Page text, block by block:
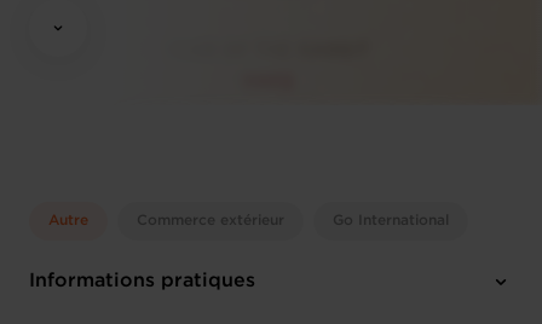
Autre Commerce extérieur Go International
Informations pratiques